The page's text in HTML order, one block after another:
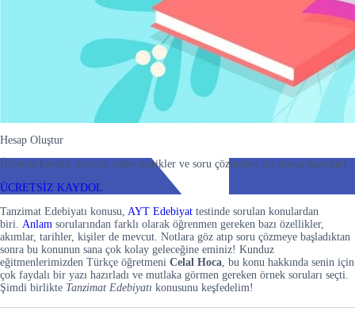
Hesap Oluştur
Ücretsiz kaydol, sınırsız video içerikler ve soru çözümleri ile sınava hazırlan!
ÜCRETSİZ KAYDOL
Tanzimat Edebiyatı konusu, AYT Edebiyat testinde sorulan konulardan
biri. Anlam sorularından farklı olarak öğrenmen gereken bazı özellikler,
akımlar, tarihler, kişiler de mevcut. Notlara göz atıp soru çözmeye başladıktan
sonra bu konunun sana çok kolay geleceğine eminiz! Kunduz
eğitmenlerimizden Türkçe öğretmeni Celal Hoca , bu konu hakkında senin için
çok faydalı bir yazı hazırladı ve mutlaka görmen gereken örnek soruları seçti.
Şimdi birlikte Tanzimat Edebiyatı konusunu keşfedelim!